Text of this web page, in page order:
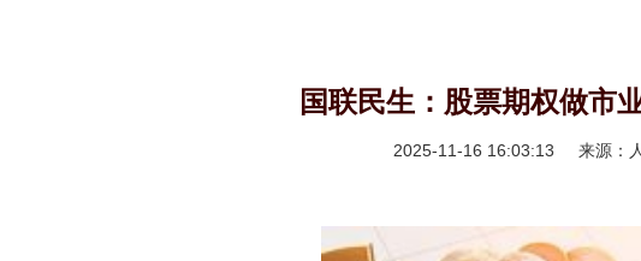
国联民生：股票期权做市
2025-11-16 16:03:13 来源：